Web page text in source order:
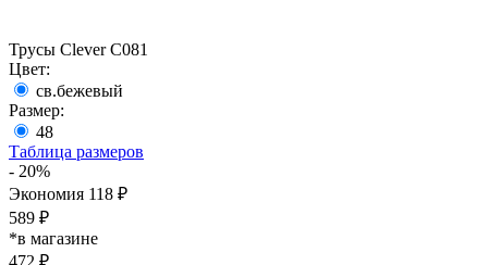
Трусы Clever C081
Цвет:
св.бежевый
Размер:
48
Таблица размеров
- 20%
Экономия 118 ₽
589 ₽
*в магазине
472 ₽